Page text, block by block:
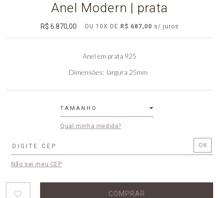
Anel Modern | prata
R$ 6.870,00 OU 10X DE R$ 687,00
Anel em prata 925
Dimensões largura 25mm
TAMANHO
Qual minha medida?
Não sei meu CEP
COMPRAR